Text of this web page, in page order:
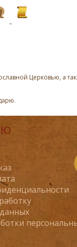
Церковью, а